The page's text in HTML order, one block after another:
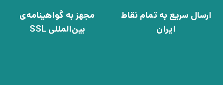
ارسال سریع به تمام نقاط
ایران
مجهز به گواهینامه‌ی
بین‌المللی SSL